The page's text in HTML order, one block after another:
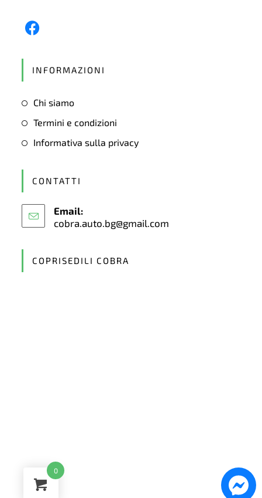
tab
INFORMAZIONI
Chi siamo
Termini e condizioni
Informativa sulla privacy
CONTATTI
Email:
cobra.auto.bg@gmail.com
COPRISEDILI COBRA
0